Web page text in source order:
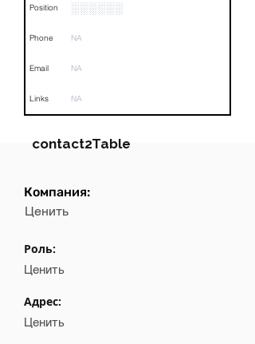
Position ░░░░░░
Phone NA
Email NA
Links NA
contact2Table
Field
Email
Компания:
Ценить
Роль:
Ценить
Адрес:
Ценить